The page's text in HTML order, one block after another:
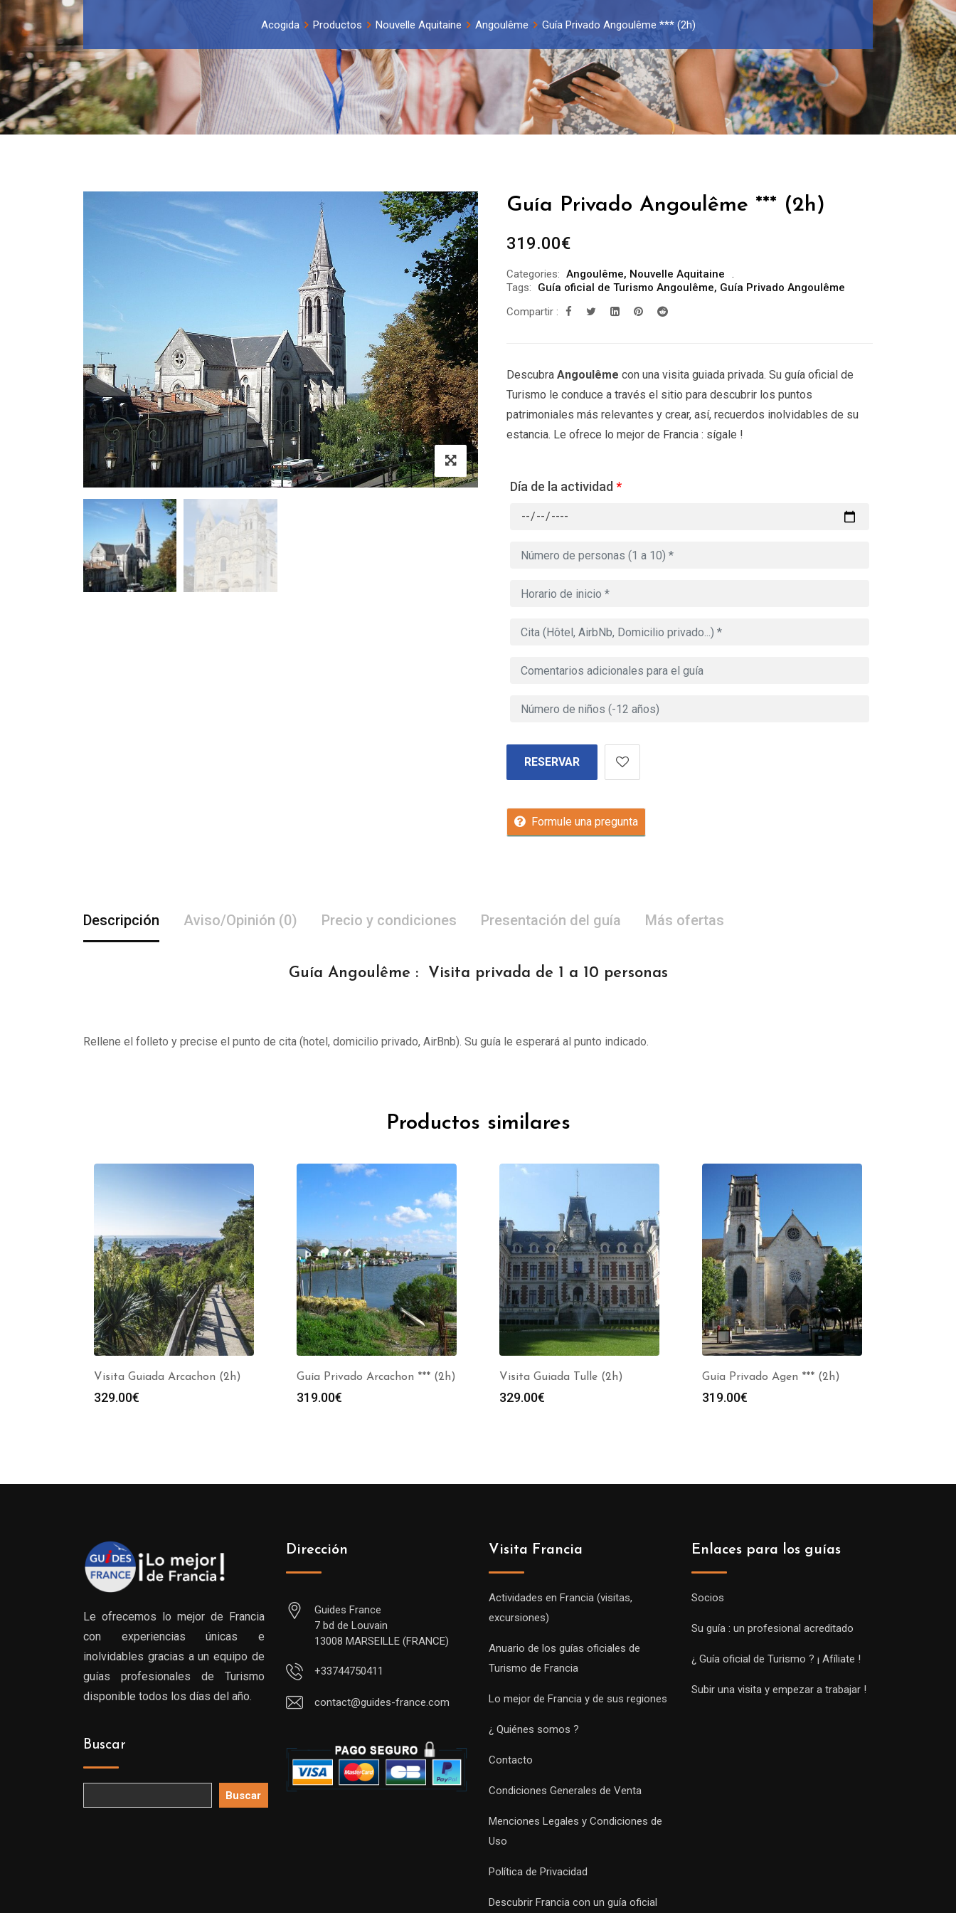
Acogida Productos Nouvelle Aquitaine Angoulême Guía Privado Angoulême *** (2h)
Guía Privado Angoulême *** (2h)
319.00€
Categories: Angoulême, Nouvelle Aquitaine
Tags:
Guía oficial de Turismo Angoulême, Guía Privado Angoulême
Compartir :
Descubra Angoulême con una visita guiada privada. Su guía oficial de
Turismo le conduce a través el sitio para descubrir los puntos
patrimoniales más relevantes y crear, así, recuerdos inolvidables de su
estancia. Le ofrece lo mejor de Francia : sígale !
Día de la actividad *
RESERVAR
Formule una pregunta
Descripción Aviso/Opinión (0) Precio y condiciones Presentación del guía Más ofertas
Guía Angoulême : Visita privada de 1 a 10 personas
Rellene el folleto y precise el punto de cita (hotel, domicilio privado, AirBnb). Su guía le esperará al punto indicado.
Productos similares
Visita Guiada Arcachon (2h)
329.00€
Guía Privado Arcachon *** (2h)
319.00€
Visita Guiada Tulle (2h)
329.00€
Guía Privado Agen *** (2h)
319.00€
Le ofrecemos lo mejor de Francia
con experiencias únicas e
inolvidables gracias a un equipo de
guías profesionales de Turismo
disponible todos los días del año.
Buscar
Buscar
Dirección
Guides France
7 bd de Louvain
13008 MARSEILLE (FRANCE)
+33744750411
contact@guides-france.com
Visita Francia
Actividades en Francia (visitas,
excursiones)
Anuario de los guías oficiales de
Turismo de Francia
Lo mejor de Francia y de sus regiones
¿ Quiénes somos ?
Contacto
Condiciones Generales de Venta
Menciones Legales y Condiciones de
Uso
Política de Privacidad
Descubrir Francia con un guía oficial
Enlaces para los guías
Socios
Su guía : un profesional acreditado
¿ Guía oficial de Turismo ? ¡ Afíliate !
Subir una visita y empezar a trabajar !